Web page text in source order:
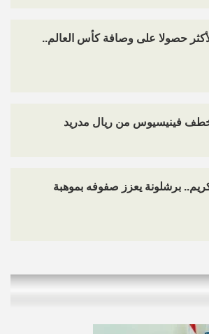
الأكثر حصولا على وصافة كأس العالم..
فينيسيوس من ريال مدريد
برشلونة يعزز صفوفه بموهبة